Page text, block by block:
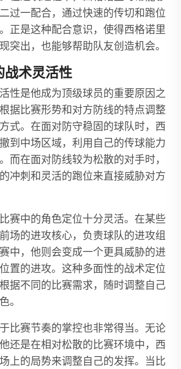
过一配合，通过快速的传切和跑位
正是这种配合意识，使得西格诺里
突出，也能够帮助队友创造机会。
战术灵活性
性是他成为顶级球员的重要原因之
据比赛形势和对方防线的特点调整
式。在面对防守稳固的球队时，西
到中场区域，利用自己的传球能力
而在面对防线较为松散的对手时，
冲刺和灵活的跑位来直接威胁对方
赛中的角色定位十分灵活。在某些
场的进攻核心，负责球队的进攻组
中，他则会变成一个更具威胁的进
置的进攻。这种多面性的战术定位
据不同的比赛需求，随时调整自己
。
比赛节奏的掌控也非常得当。无论
还是在相对松散的比赛环境中，西
上的局势来调整自己的发挥。当比